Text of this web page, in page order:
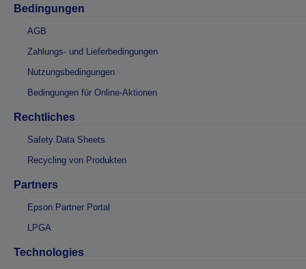
Bedingungen
AGB
Zahlungs- und Lieferbedingungen
Nutzungsbedingungen
Bedingungen für Online-Aktionen
Rechtliches
Safety Data Sheets
Recycling von Produkten
Partners
Epson Partner Portal
LPGA
Technologies